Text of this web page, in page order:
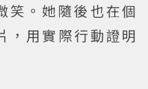
笑。她隨後也在個
，用實際行動證明